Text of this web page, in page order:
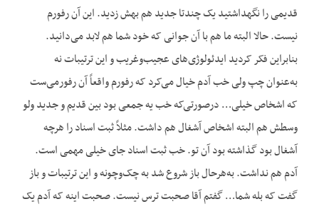
قدیمی را نگهداشتید یک چندتا جدید هم بهش زدید. این آن رفورم
نیست. حالا البته ما هم با آن جوانی که خود شما هم لابد می‌دانید.
بنابراین فکر کردید ایدئولوژی‌های عجیب‌وغریب و این ترتیبات نه
به‌عنوان چپ ولی خب آدم خیال می‌کرد که رفورم واقعاً آن رفورمی‌ست
که اشخاص خیلی… درصورتی‌که خب یه جمعی بود بین قدیم و جدید ولو
وسطش هم البته اشخاص آشغال هم داشت. مثلاً ثبت اسناد را هرچه
آشغال بود گذاشته بود آن تو. خب ثبت اسناد جای خیلی مهمی است.
آدم هم نداشت. به‌هرحال باز شروع شد به چک‌وچونه و این ترتیبات و باز
گفت که بله شما… گفتم آقا صحبت ترس نیست. صحبت اینه که آدم یک